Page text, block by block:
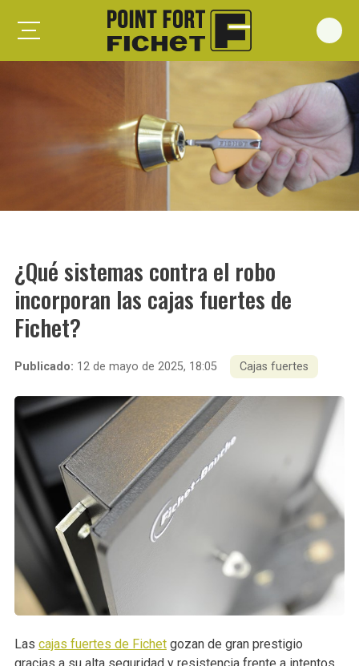
Foxeo HiS
Forges G375
Spheris His
Spheris Xp
Forstyl
Duo G071
¿Qué sistemas contra el robo
incorporan las cajas fuertes de
Fichet?
Publicado: 12 de mayo de 2025, 18:05 Cajas fuertes
Las cajas fuertes de Fichetgozan de gran prestigio